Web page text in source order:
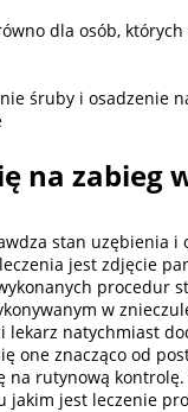
dla osób,
śruby i
na
stan
jest zdjęcie
w
natychmiast
one znacząco od
rutynową
jakim jest leczenie